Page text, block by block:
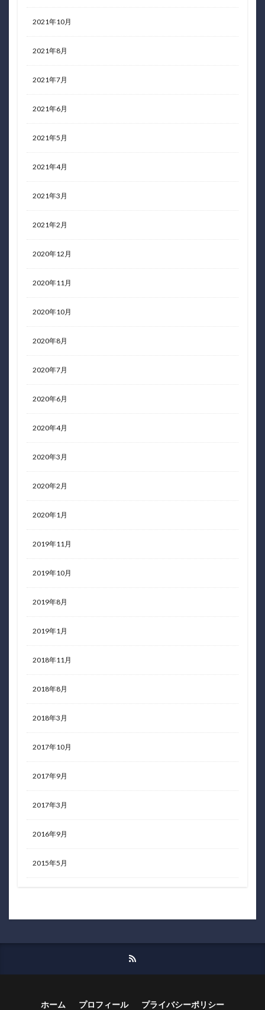
2021年10月
2021年8月
2021年7月
2021年6月
2021年5月
2021年4月
2021年3月
2021年2月
2020年12月
2020年11月
2020年10月
2020年8月
2020年7月
2020年6月
2020年4月
2020年3月
2020年2月
2020年1月
2019年11月
2019年10月
2019年8月
2019年1月
2018年11月
2018年8月
2018年3月
2017年10月
2017年9月
2017年3月
2016年9月
2015年5月
ホーム プロフィール プライバシーポリシー